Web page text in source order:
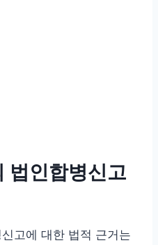
법인합병신고
고에 대한 법적 근거는